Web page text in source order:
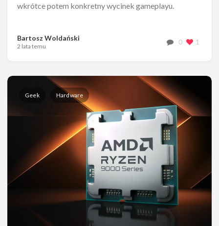
wkrótce potem konkretny wycinek gameplayu.
Bartosz Woldański
2 lata temu
0 1
Geek Hardware